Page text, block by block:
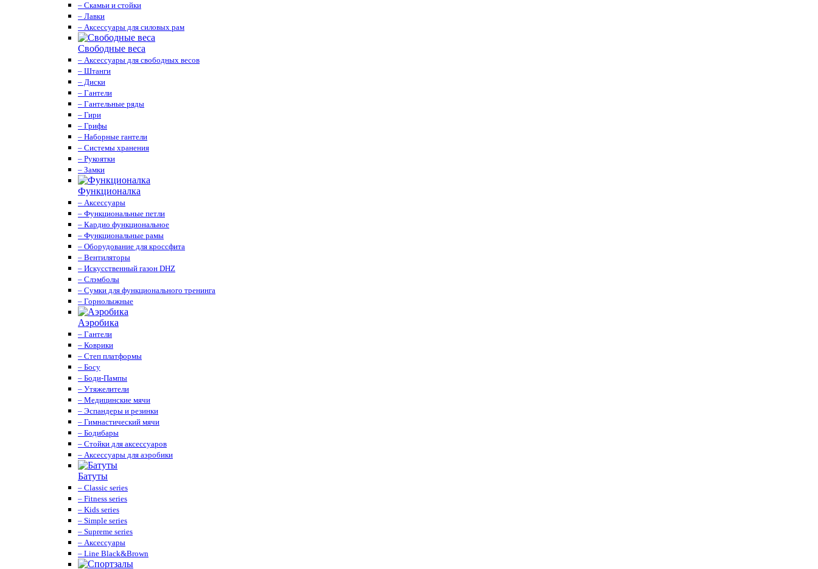
– Скамьи и стойки
– Лавки
– Аксессуары для силовых рам
Свободные веса
– Аксессуары для свободных весов
– Штанги
– Диски
– Гантели
– Гантельные ряды
– Гири
– Грифы
– Наборные гантели
– Системы хранения
– Рукоятки
– Замки
Функционалка
– Аксессуары
– Функциональные петли
– Кардио функциональное
– Функциональные рамы
– Оборудование для кроссфита
– Вентиляторы
– Искусственный газон DHZ
– Слэмболы
– Сумки для функционального тренинга
– Горнолыжные
Аэробика
– Гантели
– Коврики
– Степ платформы
– Босу
– Боди-Пампы
– Утяжелители
– Медицинские мячи
– Эспандеры и резинки
– Гимнастический мячи
– Бодибары
– Стойки для аксессуаров
– Аксессуары для аэробики
Батуты
– Classic series
– Fitness series
– Kids series
– Simple series
– Supreme series
– Аксессуары
– Line Black&Brown